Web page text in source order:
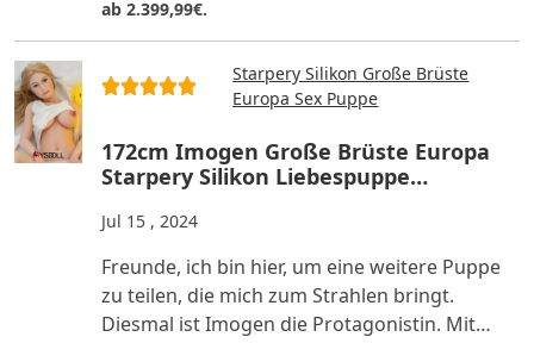
ab 2.399,99€.
Starpery Silikon Große Brüste
Europa Sex Puppe
172cm Imogen Große Brüste Europa
Starpery Silikon Liebespuppe
Jul 15 , 2024
Freunde, ich bin hier, um eine weitere Puppe
zu teilen, die mich zum Strahlen bringt.
Diesmal ist Imogen die Protagonistin. Mit